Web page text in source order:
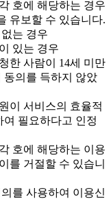
호에 해당하는 경우
유보할 수 있습니다.
는 경우
있는 경우
한 사람이 14세 미만
동의를 득하지 않았
이 서비스의 효율적
여 필요하다고 인정
호에 해당하는 이용
를 거절할 수 있습니
를 사용하여 이용신